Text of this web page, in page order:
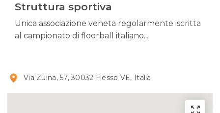
Struttura sportiva
Unica associazione veneta regolarmente iscritta
al campionato di floorball italiano....
Via Zuina, 57, 30032 Fiesso VE, Italia